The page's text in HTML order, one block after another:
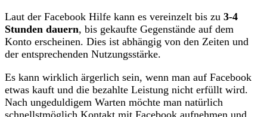
Laut der Facebook Hilfe kann es vereinzelt bis zu 3-4
Stunden dauern, bis gekaufte Gegenstände auf dem
Konto erscheinen. Dies ist abhängig von den Zeiten und
der entsprechenden Nutzungsstärke.
Es kann wirklich ärgerlich sein, wenn man auf Facebook
etwas kauft und die bezahlte Leistung nicht erfüllt wird.
Nach ungeduldigem Warten möchte man natürlich
schnellstmöglich Kontakt mit Facebook aufnehmen und